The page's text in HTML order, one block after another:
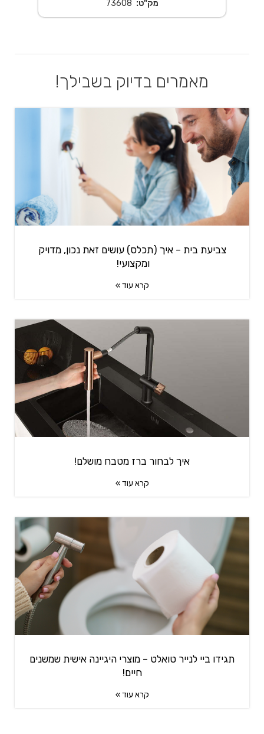
מק"ט: 73608
מאמרים בדיוק בשבילך!
צביעת בית – איך (תכלס) עושים זאת נכון, מדויק
ומקצועי!
קרא עוד »
איך לבחור ברז מטבח מושלם!
קרא עוד »
תגידו ביי לנייר טואלט – מוצרי היגיינה אישית שמשנים
חיים!
קרא עוד »